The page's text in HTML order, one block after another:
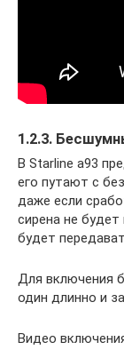
1.2.3.
В Starline a93
его путают с
даже если
сирена не
будет
Для включения
один длинно и
Видео